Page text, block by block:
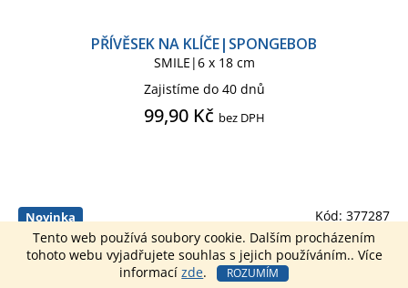
Tento web používá soubory cookie. Dalším procházením
tohoto webu vyjadřujete souhlas s jejich používáním.. Více
informacízde. ROZUMÍM
PŘÍVĚSEK NA KLÍČE|SPONGEBOB
SMILE|6 x 18 cm
Zajistíme do 40 dnů
99,90 Kč bez DPH
Novinka Kód: 377287